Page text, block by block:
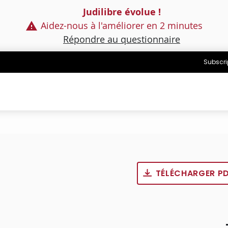
Judilibre évolue !
Aidez-nous à l'améliorer en 2 minutes
Répondre au questionnaire
TÉLÉCHARGER